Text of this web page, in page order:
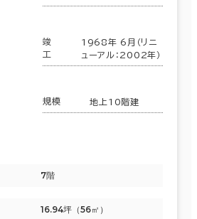
竣
工
1968年 6月（リニ
ューアル：2002年）
規模 地上10階建
7階
16.94坪（56㎡）